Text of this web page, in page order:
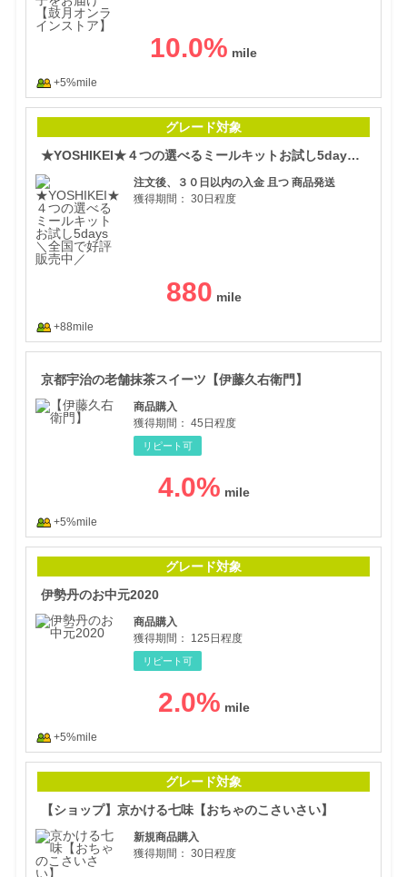
10.0%
+5%mile
グレード対象
★YOSHIKEI★４つの選べるミールキットお試し5days ＼全国で好評販売中／
注文後、３０日以内の入金 且つ 商品発送
獲得期間： 30日程度
880
+88mile
京都宇治の老舗抹茶スイーツ【伊藤久右衛門】
商品購入
獲得期間： 45日程度
リピート可
4.0%
+5%mile
グレード対象
伊勢丹のお中元2020
商品購入
獲得期間：
125日程度
リピート可
2.0%
+5%mile
グレード対象
【ショップ】京かける七味【おちゃのこさいさい】
新規商品購入
獲得期間： 30日程度